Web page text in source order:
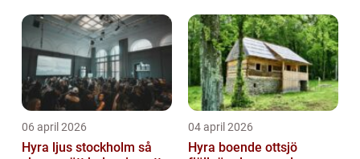
06 april 2026
Hyra ljus stockholm så
04 april 2026
Hyra boende ottsjö